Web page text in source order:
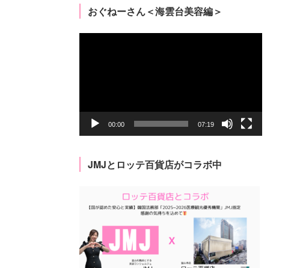
おぐねーさん＜海雲台美容編＞
00:00 07:19
JMJとロッテ百貨店がコラボ中